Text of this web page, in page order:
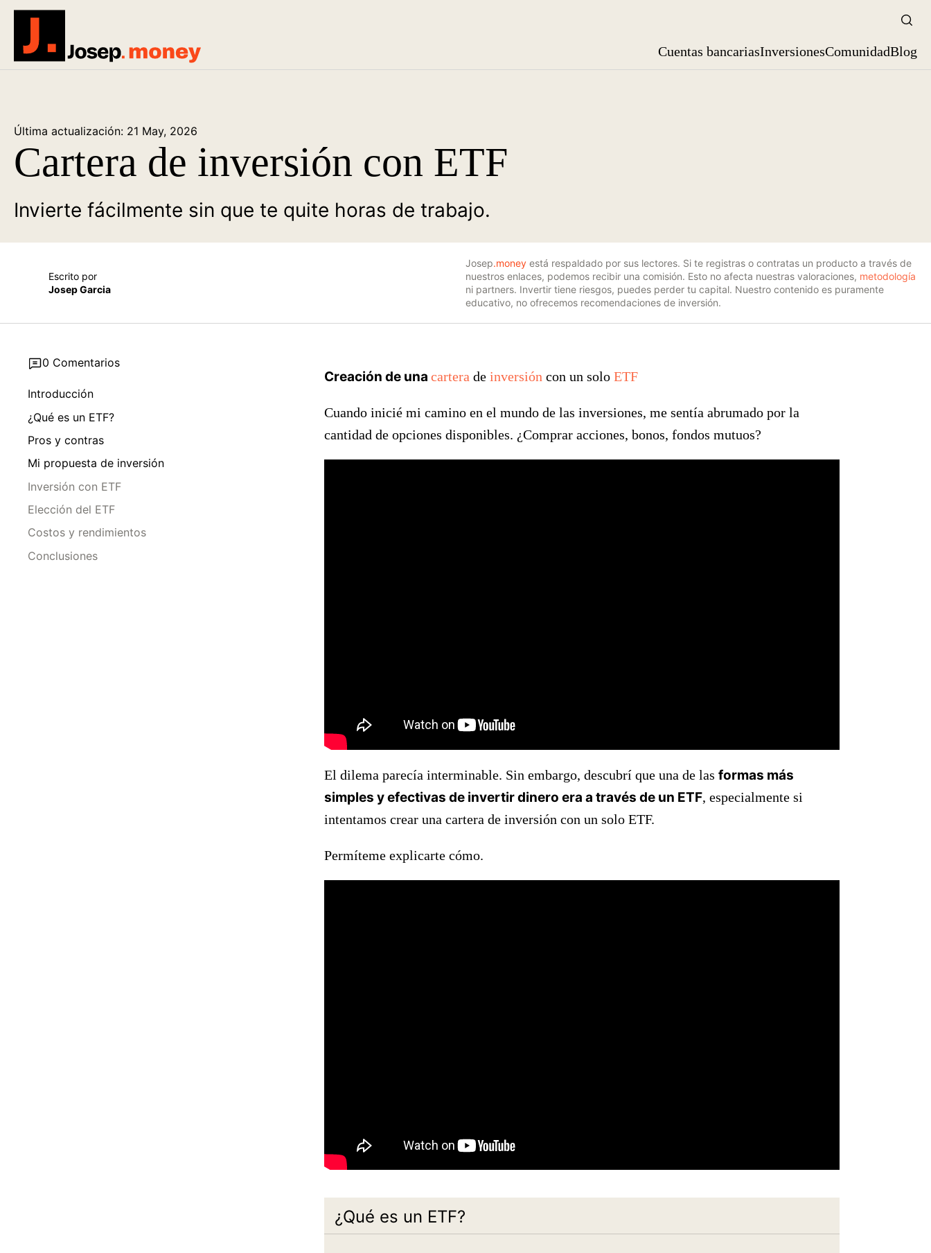
Josep.money
Cuentas bancariasInversionesComunidadBlog
Última actualización: 21 May, 2026
Cartera de inversión con ETF
Invierte fácilmente sin que te quite horas de trabajo.
Escrito por
Josep Garcia
Josep.money está respaldado por sus lectores. Si te registras o contratas un producto a través de
nuestros enlaces, podemos recibir una comisión. Esto no afecta nuestras valoraciones, metodología
ni partners. Invertir tiene riesgos, puedes perder tu capital. Nuestro contenido es puramente
educativo, no ofrecemos recomendaciones de inversión.
0 Comentarios
Introducción
¿Qué es un ETF?
Pros y contras
Mi propuesta de inversión
Inversión con ETF
Elección del ETF
Costos y rendimientos
Conclusiones
Creación de una cartera de inversión con un solo ETF
Cuando inicié mi camino en el mundo de las inversiones, me sentía abrumado por la
cantidad de opciones disponibles. ¿Comprar acciones, bonos, fondos mutuos?
El dilema parecía interminable. Sin embargo, descubrí que una de las formas más
simples y efectivas de invertir dinero era a través de un ETF, especialmente si
intentamos crear una cartera de inversión con un solo ETF.
Permíteme explicarte cómo.
¿Qué es un ETF?